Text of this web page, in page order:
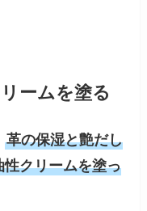
ームを塗る
革の保湿と艶だし
クリームを塗っ